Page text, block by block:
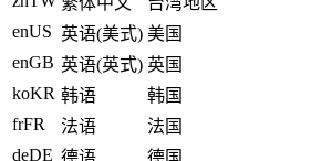
enUS 英语(美式) 美国
enGB 英语(英式) 英国
koKR 韩语
韩国
frFR
法语
法国
deDE 德语 德国